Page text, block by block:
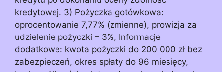
kredytowej. 3) Pożyczka gotówkowa:
oprocentowanie 7,77% (zmienne), prowizja za
udzielenie pożyczki – 3%, Informacje
dodatkowe: kwota pożyczki do 200 000 zł bez
zabezpieczeń, okres spłaty do 96 miesięcy,